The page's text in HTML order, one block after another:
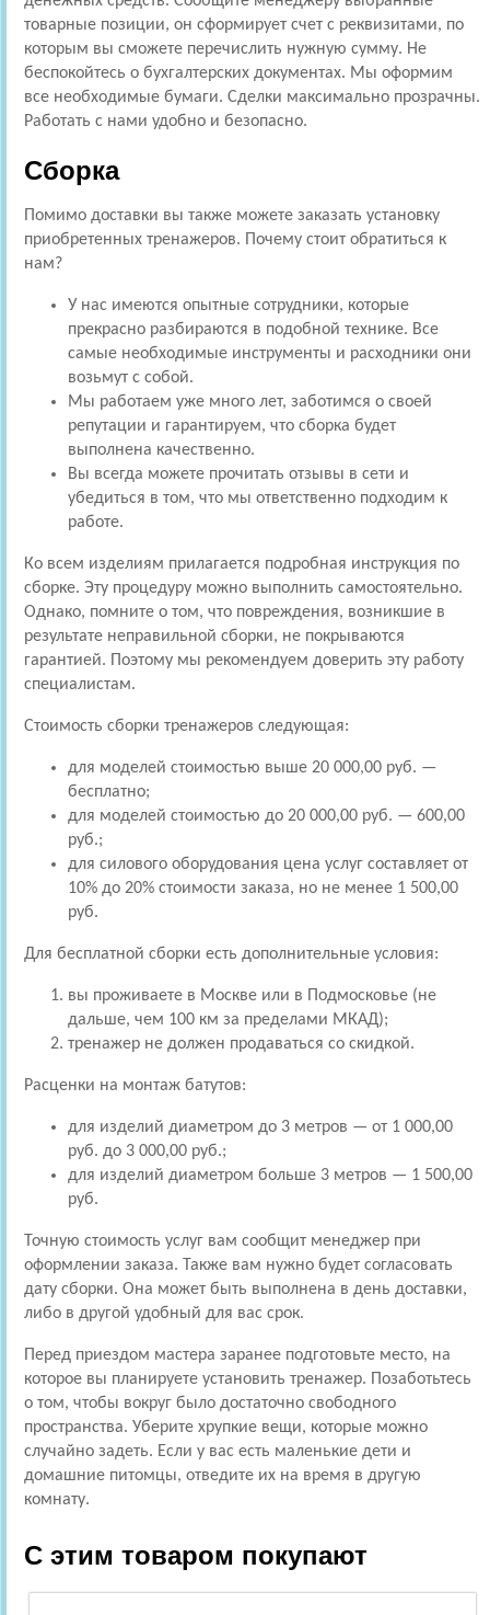
товарные позиции, он сформирует счет с реквизитами, по
которым вы сможете перечислить нужную сумму. Не
беспокойтесь о бухгалтерских документах. Мы оформим
все необходимые бумаги. Сделки максимально прозрачны.
Работать с нами удобно и безопасно.
Сборка
Помимо доставки вы также можете заказать установку
приобретенных тренажеров. Почему стоит обратиться к
нам?
У нас имеются опытные сотрудники, которые
прекрасно разбираются в подобной технике. Все
самые необходимые инструменты и расходники они
возьмут с собой.
Мы работаем уже много лет, заботимся о своей
репутации и гарантируем, что сборка будет
выполнена качественно.
Вы всегда можете прочитать отзывы в сети и
убедиться в том, что мы ответственно подходим к
работе.
Ко всем изделиям прилагается подробная инструкция по
сборке. Эту процедуру можно выполнить самостоятельно.
Однако, помните о том, что повреждения, возникшие в
результате неправильной сборки, не покрываются
гарантией. Поэтому мы рекомендуем доверить эту работу
специалистам.
Стоимость сборки тренажеров следующая:
для моделей стоимостью выше 20 000,00 руб. —
бесплатно;
для моделей стоимостью до 20 000,00 руб. — 600,00
руб.;
для силового оборудования цена услуг составляет от
10% до 20% стоимости заказа, но не менее 1 500,00
руб.
Для бесплатной сборки есть дополнительные условия:
вы проживаете в Москве или в Подмосковье (не
дальше, чем 100 км за пределами МКАД);
тренажер не должен продаваться со скидкой.
Расценки на монтаж батутов:
для изделий диаметром до 3 метров — от 1 000,00
руб. до 3 000,00 руб.;
для изделий диаметром больше 3 метров — 1 500,00
руб.
Точную стоимость услуг вам сообщит менеджер при
оформлении заказа. Также вам нужно будет согласовать
дату сборки. Она может быть выполнена в день доставки,
либо в другой удобный для вас срок.
Перед приездом мастера заранее подготовьте место, на
которое вы планируете установить тренажер. Позаботьтесь
о том, чтобы вокруг было достаточно свободного
пространства. Уберите хрупкие вещи, которые можно
случайно задеть. Если у вас есть маленькие дети и
домашние питомцы, отведите их на время в другую
комнату.
С этим товаром покупают